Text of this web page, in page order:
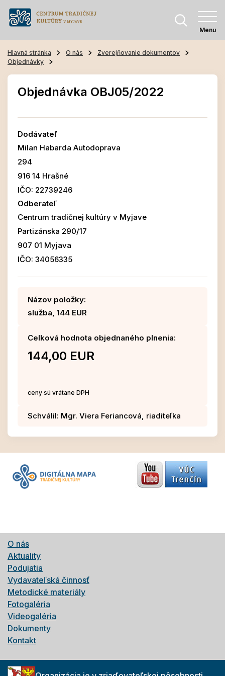
Menu
Hlavná stránka O nás
Zverejňovanie dokumentov
Objednávky
Objednávka OBJ05/2022
Dodávateľ
Milan Habarda Autodoprava
294
916 14 Hrašné
IČO: 22739246
Odberateľ
Centrum tradičnej kultúry v Myjave
Partizánska 290/17
907 01 Myjava
IČO: 34056335
Názov položky:
služba, 144 EUR
Celková hodnota objednaného plnenia:
144,00 EUR
ceny sú vrátane DPH
Schválil: Mgr. Viera Feriancová, riaditeľka
O nás
Aktuality
Podujatia
Vydavateľská činnosť
Metodické materiály
Fotogaléria
Videogaléria
Dokumenty
Kontakt